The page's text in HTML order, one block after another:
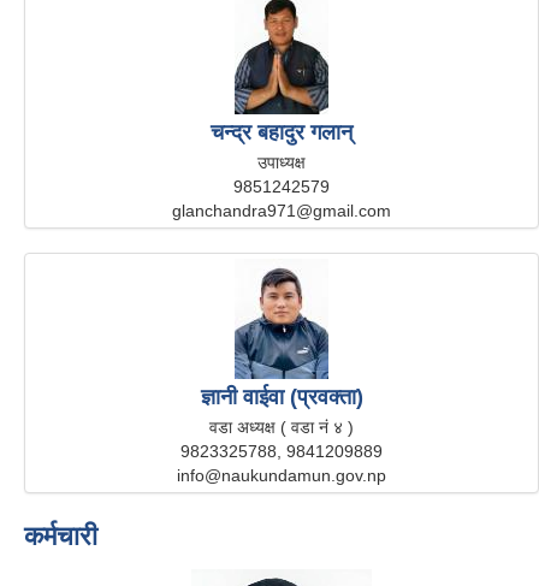
चन्द्र बहादुर गलान्
उपाध्यक्ष
9851242579
glanchandra971@gmail.com
ज्ञानी वाईवा (प्रवक्ता)
वडा अध्यक्ष ( वडा नं ४ )
9823325788, 9841209889
info@naukundamun.gov.np
कर्मचारी